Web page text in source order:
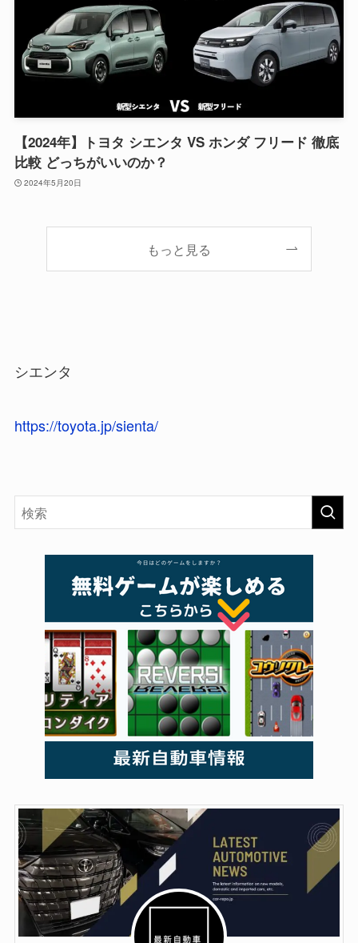
【2024年】トヨタ シエンタ VS ホンダ フリード 徹底
比較 どっちがいいのか？
2024年5月20日
もっと見る
シエンタ
https://toyota.jp/sienta/